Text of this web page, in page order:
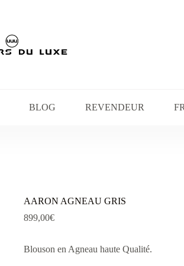
BLOG REVENDEUR
AARON AGNEAU GRIS
899,00€
Blouson en Agneau haute Qualité.